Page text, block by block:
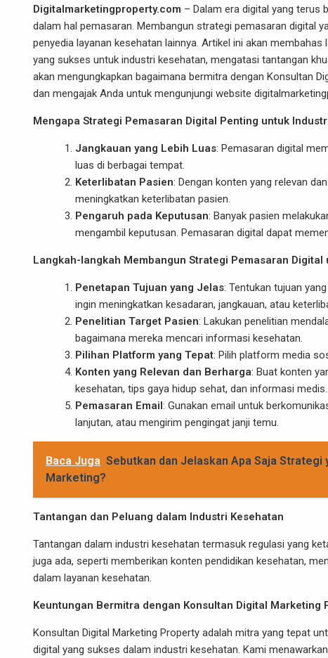
Digitalmarketingproperty.com – Dalam era digital yang terus
dalam hal pemasaran. Membangun strategi pemasaran digital
penyedia layanan kesehatan lainnya. Artikel ini akan
yang sukses untuk industri kesehatan, mengatasi tantangan
akan mengungkapkan bagaimana bermitra dengan Konsultan
dan mengajak Anda untuk mengunjungi website
Mengapa Strategi Pemasaran Digital Penting untuk
Jangkauan yang Lebih Luas: Pemasaran digital
luas di berbagai tempat.
Keterlibatan Pasien: Dengan konten yang relevan
meningkatkan keterlibatan pasien.
Pengaruh pada Keputusan: Banyak pasien
mengambil keputusan. Pemasaran digital dapat
Langkah-langkah Membangun Strategi Pemasaran Digital
Penetapan Tujuan yang Jelas: Tentukan tujuan
ingin meningkatkan kesadaran, jangkauan, atau
Penelitian Target Pasien: Lakukan penelitian
bagaimana mereka mencari informasi kesehatan.
Pilihan Platform yang Tepat: Pilih platform media
Konten yang Relevan dan Berharga: Buat konten
kesehatan, tips gaya hidup sehat, dan informasi medis.
Pemasaran Email: Gunakan email untuk
lanjutan, atau mengirim pengingat janji temu.
Baca Juga Sebutkan dan Jelaskan Apa Saja
Marketing?
Tantangan dan Peluang dalam Industri Kesehatan
Tantangan dalam industri kesehatan termasuk regulasi yang
juga ada, seperti memberikan konten pendidikan kesehatan,
dalam layanan kesehatan.
Keuntungan Bermitra dengan Konsultan Digital Marketing
Konsultan Digital Marketing Property adalah mitra yang tepat
digital yang sukses dalam industri kesehatan. Kami